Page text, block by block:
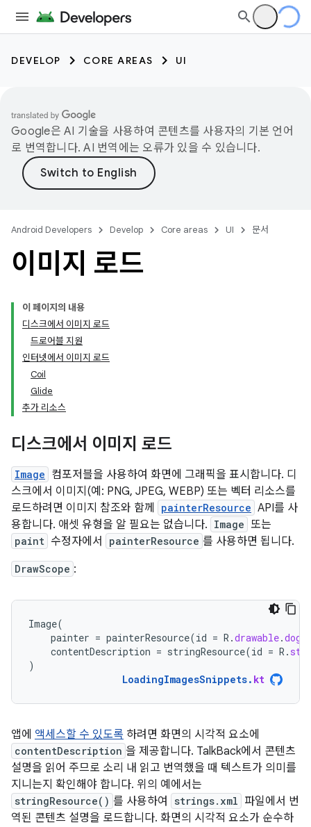
DEVELOP CORE AREAS UI
Google은 AI 기술을 사용하여 콘텐츠를 사용자의 기본 언어
로 번역합니다. AI 번역에는 오류가 있을 수 있습니다.
Android Developers Develop Core areas UI 문서
이미지 로드
이 페이지의 내용
디스크에서 이미지 로드
드로어블 지원
인터넷에서 이미지 로드
Coil
Glide
추가 리소스
디스크에서 이미지 로드
Image 컴포저블을 사용하여 화면에 그래픽을 표시합니다. 디
스크에서 이미지(예: PNG, JPEG, WEBP) 또는 벡터 리소스를
로드하려면 이미지 참조와 함께
painterResource API를 사
용합니다. 애셋 유형을 알 필요는 없습니다. Image 또는
paint 수정자에서 painterResource 를 사용하면 됩니다.
DrawScope :
Image(
painter = painterResource(id = R .drawable.dog
contentDescription = stringResource(id = R .
)
LoadingImagesSnippets. kt
앱에 액세스할 수 있도록 하려면 화면의 시각적 요소에
contentDescription 을 제공합니다. TalkBack에서 콘텐츠
설명을 읽어 주므로 소리 내 읽고 번역했을 때 텍스트가 의미를
지니는지 확인해야 합니다. 위의 예에서는
stringResource() 를 사용하여 strings.xml 파일에서 번
역된 콘텐츠 설명을 로드합니다. 화면의 시각적 요소가 순수하